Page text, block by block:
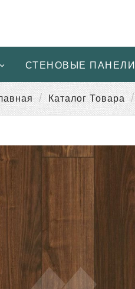
СТЕНОВЫЕ ПАНЕЛИ
Каталог Товара